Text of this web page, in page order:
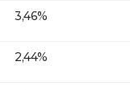
3,46%
2,44%